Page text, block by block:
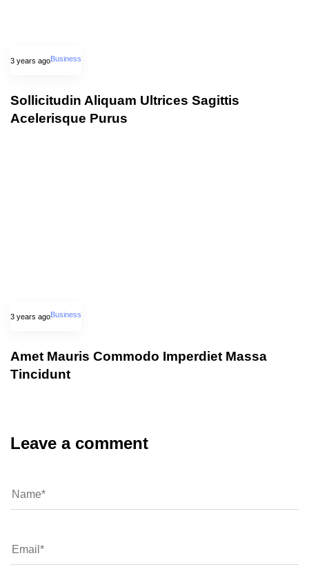
3 years agoBusiness
Sollicitudin Aliquam Ultrices Sagittis
Acelerisque Purus
3 years agoBusiness
Amet Mauris Commodo Imperdiet Massa
Tincidunt
Leave a comment